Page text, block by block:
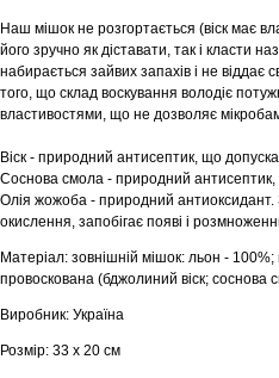
Наш мішок не розгортається (віск має
його зручно як діставати, так і класти
набирається зайвих запахів і не віддає
того, що склад воскування володіє
властивостями, що не дозволяє
Віск - природний антисептик, що
Соснова смола - природний антисептик,
Олія жожоба - природний антиоксидант.
окислення, запобігає появі і
Матеріал: зовнішній мішок: льон -
провоскована (бджолиний віск;
Виробник: Україна
Розмір: 33 х 20 см